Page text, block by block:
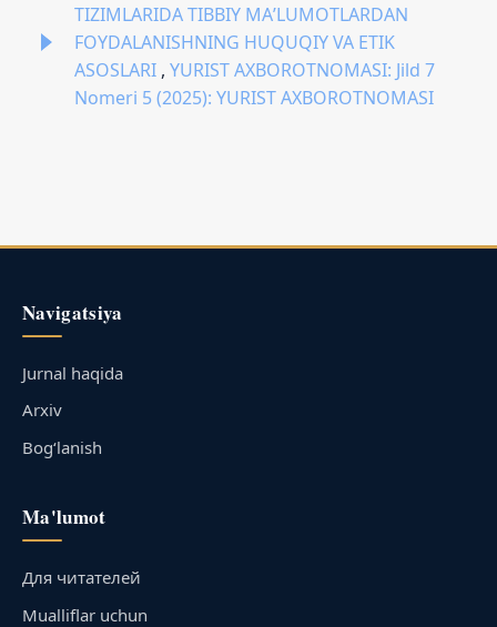
TIZIMLARIDA TIBBIY MAʼLUMOTLARDAN
FOYDALANISHNING HUQUQIY VA ETIK
ASOSLARI , YURIST AXBOROTNOMASI: Jild 7
Nomeri 5 (2025): YURIST AXBOROTNOMASI
Navigatsiya
Jurnal haqida
Arxiv
Bog‘lanish
Ma'lumot
Для читателей
Mualliflar uchun